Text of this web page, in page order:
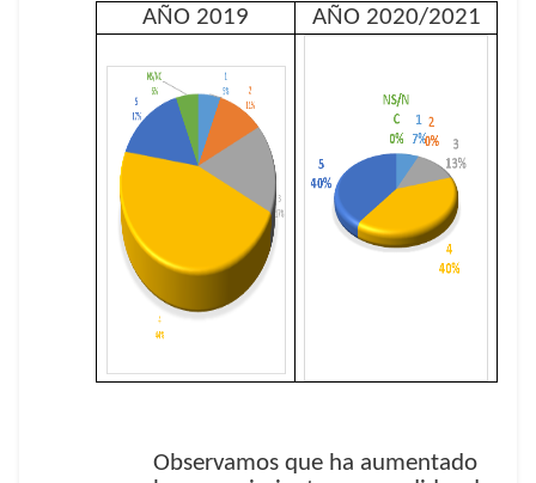
AÑO 2019 AÑO 2020/2021
Observamos que ha aumentado